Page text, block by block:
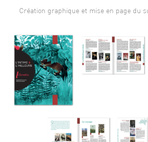
Création graphique et mise en page du